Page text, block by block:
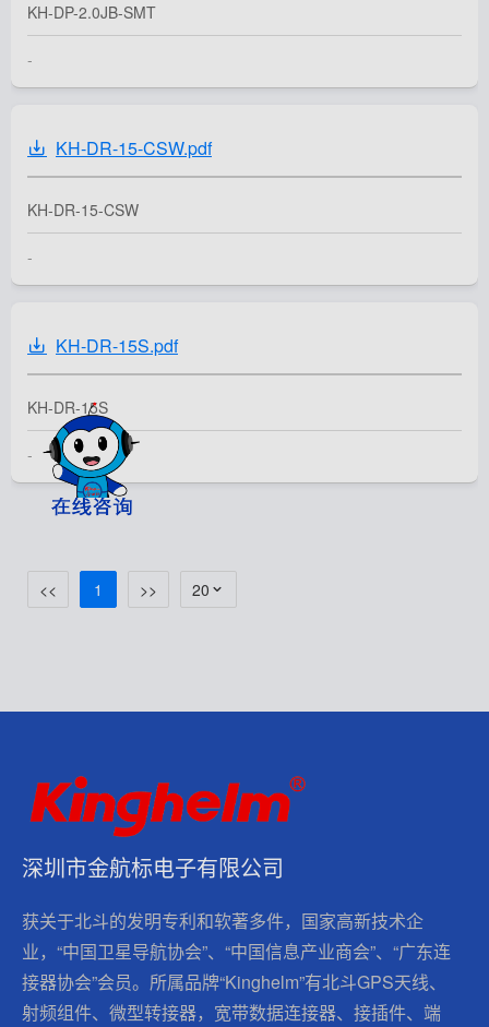
KH-DP-2.0JB-SMT
-
KH-DR-15-CSW.pdf
KH-DR-15-CSW
-
KH-DR-15S.pdf
KH-DR-15S
-
<< 1 >> 20
深圳市金航标电子有限公司
获关于北斗的发明专利和软著多件，国家高新技术企
业，“中国卫星导航协会”、“中国信息产业商会”、“广东连
接器协会”会员。所属品牌“Kinghelm”有北斗GPS天线、
射频组件、微型转接器，宽带数据连接器、接插件、端